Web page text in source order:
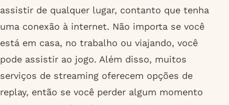
assistir de qualquer lugar, contanto que tenha
uma conexão à internet. Não importa se você
está em casa, no trabalho ou viajando, você
pode assistir ao jogo. Além disso, muitos
serviços de streaming oferecem opções de
replay, então se você perder algum momento